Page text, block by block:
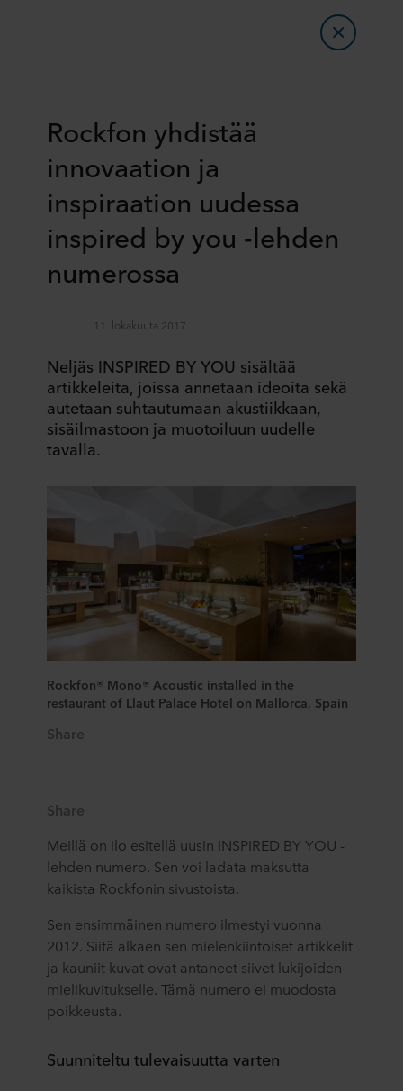
Rockfon yhdistää
innovaation ja
inspiraation uudessa
inspired by you -lehden
numerossa
11. lokakuuta 2017
Neljäs INSPIRED BY YOU sisältää
artikkeleita, joissa annetaan ideoita sekä
autetaan suhtautumaan akustiikkaan,
sisäilmastoon ja muotoiluun uudelle
tavalla.
Rockfon® Mono® Acoustic installed in the
restaurant of Llaut Palace Hotel on Mallorca, Spain
Share
Share
Meillä on ilo esitellä uusin INSPIRED BY YOU -
lehden numero. Sen voi ladata maksutta
kaikista Rockfonin sivustoista.
Sen ensimmäinen numero ilmestyi vuonna
2012. Siitä alkaen sen mielenkiintoiset artikkelit
ja kauniit kuvat ovat antaneet siivet lukijoiden
mielikuvitukselle. Tämä numero ei muodosta
poikkeusta.
Suunniteltu tulevaisuutta varten